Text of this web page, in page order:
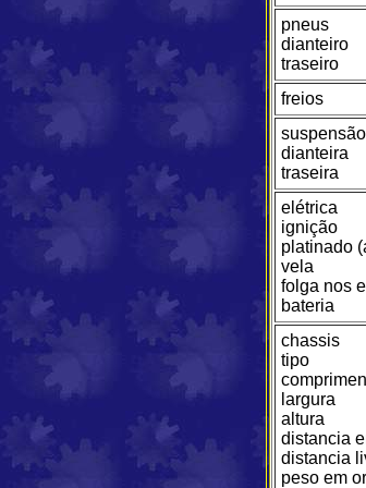
pneus
dianteiro
traseiro
freios
suspensão
dianteira
traseira
elétrica
ignição
platinado
vela
folga nos
bateria
chassis
tipo
largura
altura
distancia
distancia
peso em